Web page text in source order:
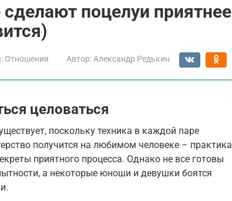
поцелуи приятнее
Отношения Автор: Александр Редькин
целоваться
поскольку техника в каждой паре
получится на любимом человеке – практика
приятного процесса. Однако не все готовы
а некоторые юноши и девушки боятся